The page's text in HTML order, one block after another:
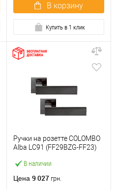
В корзину
Купить в 1 клик
В наличии
Ручки на розетте COLOMBO
Alba LC91 (FF29BZG-FF23)
Цена 9 027 грн.